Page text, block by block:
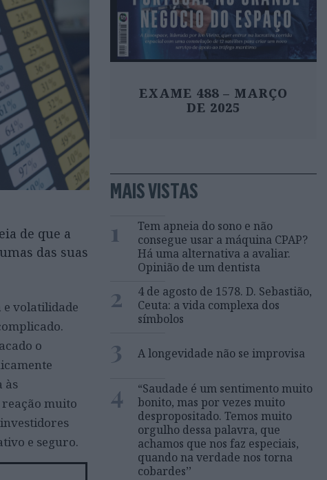
de que a
das suas
e volatilidade
o
às
muito
e seguro.
EXAME 488 – MARÇO
DE 2025
MAIS VISTAS
1
Tem apneia do sono e não
consegue usar a máquina CPAP?
Há uma alternativa a avaliar.
Opinião de um dentista
2
4 de agosto de 1578. D. Sebastião,
Ceuta: a vida complexa dos
símbolos
3 A longevidade não se improvisa
4
“Saudade é um sentimento muito
bonito, mas por vezes muito
despropositado. Temos muito
orgulho dessa palavra, que
achamos que nos faz especiais,
quando na verdade nos torna
cobardes’’